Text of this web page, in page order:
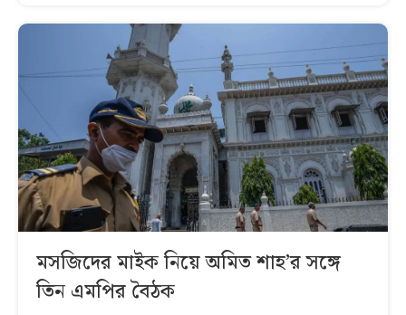
মসজিদের মাইক নিয়ে অমিত শাহ’র সঙ্গে
তিন এমপির বৈঠক